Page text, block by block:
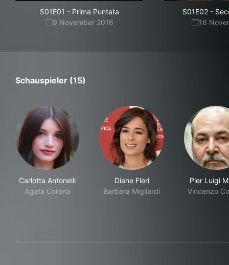
S01E01 - Prima Puntata
9 November 2016
S01E02-
16
Schauspieler (15)
Carlotta Antonelli
Agata Corona
Diane Fleri
Barbara Migliardi
Pier Luigi
Vincenzo